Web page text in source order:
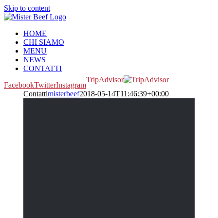
Skip to content
HOME
CHI SIAMO
MENU
NEWS
CONTATTI
FacebookTwitterInstagram
TripAdvisor
Contattimisterbeef2018-05-14T11:46:39+00:00